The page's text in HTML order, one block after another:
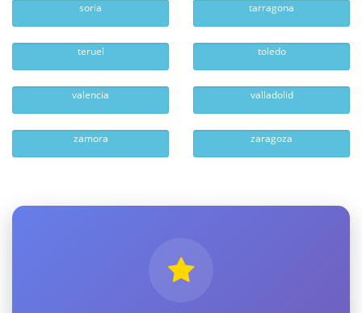
soria tarragona
teruel toledo
valencia valladolid
zamora zaragoza